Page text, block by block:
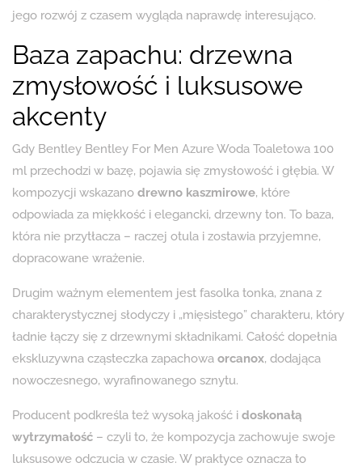
jego rozwój z czasem wygląda naprawdę interesująco.
Baza zapachu: drzewna
zmysłowość i luksusowe
akcenty
Gdy Bentley Bentley For Men Azure Woda Toaletowa 100
ml przechodzi w bazę, pojawia się zmysłowość i głębia. W
kompozycji wskazano drewno kaszmirowe, które
odpowiada za miękkość i elegancki, drzewny ton. To baza,
która nie przytłacza – raczej otula i zostawia przyjemne,
dopracowane wrażenie.
Drugim ważnym elementem jest fasolka tonka, znana z
charakterystycznej słodyczy i „mięsistego” charakteru, który
ładnie łączy się z drzewnymi składnikami. Całość dopełnia
ekskluzywna cząsteczka zapachowa orcanox, dodająca
nowoczesnego, wyrafinowanego sznytu.
Producent podkreśla też wysoką jakość i doskonałą
wytrzymałość – czyli to, że kompozycja zachowuje swoje
luksusowe odczucia w czasie. W praktyce oznacza to